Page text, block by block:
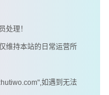
处理！
维持本站的日常运营所
如遇到无法